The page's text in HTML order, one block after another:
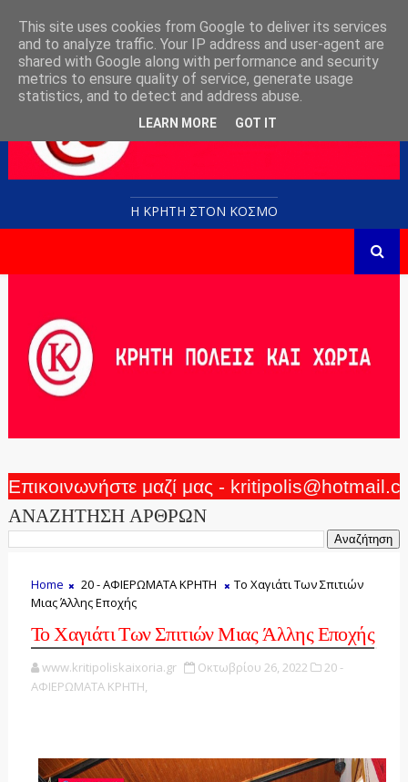
Η ΚΡΗΤΗ ΣΤΟN KOΣΜΟ
Επικοινωνήστε μαζί μας -
ΑΝΑΖΗΤΗΣΗ ΑΡΘΡΩΝ
Home 20 - ΑΦΙΕΡΩΜΑΤΑ ΚΡΗΤΗ
Το Χαγιάτι Των Σπιτιών
Μιας Άλλης Εποχής
Το Χαγιάτι Των Σπιτιών Μιας Άλλης Εποχής
www.kritipoliskaixoria.gr Οκτωβρίου 26, 2022
20 -
ΑΦΙΕΡΩΜΑΤΑ ΚΡΗΤΗ,
This site uses cookies from Google to deliver its services
and to analyze traffic. Your IP address and user-agent are
shared with Google along with performance and security
metrics to ensure quality of service, generate usage
statistics, and to detect and address abuse.
LEARN MORE GOT IT